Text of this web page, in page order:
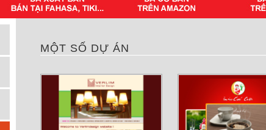
MỘT SỐ DỰ ÁN